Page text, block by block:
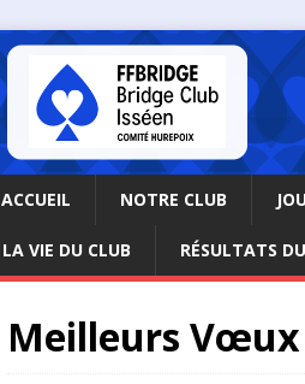
ACCUEIL NOTRE CLUB
LA VIE DU CLUB RÉSULTATS
Meilleurs Vœux